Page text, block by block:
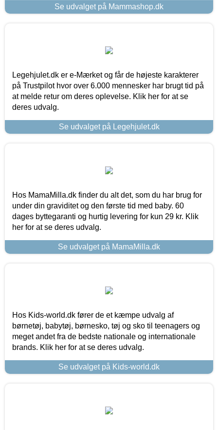
Se udvalget på Mammashop.dk
Legehjulet.dk er e-Mærket og får de højeste karakterer
på Trustpilot hvor over 6.000 mennesker har brugt tid på
at melde retur om deres oplevelse. Klik her for at se
deres udvalg.
Se udvalget på Legehjulet.dk
Hos MamaMilla.dk finder du alt det, som du har brug for
under din graviditet og den første tid med baby. 60
dages byttegaranti og hurtig levering for kun 29 kr. Klik
her for at se deres udvalg.
Se udvalget på MamaMilla.dk
Hos Kids-world.dk fører de et kæmpe udvalg af
børnetøj, babytøj, børnesko, tøj og sko til teenagers og
meget andet fra de bedste nationale og internationale
brands. Klik her for at se deres udvalg.
Se udvalget på Kids-world.dk